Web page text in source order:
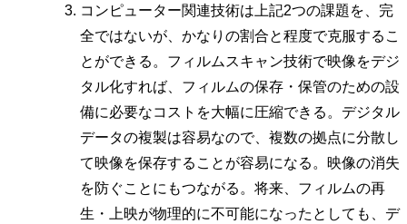
コンピューター関連技術は上記2つの課題を、完
全ではないが、かなりの割合と程度で克服するこ
とができる。フィルムスキャン技術で映像をデジ
タル化すれば、フィルムの保存・保管のための設
備に必要なコストを大幅に圧縮できる。デジタル
データの複製は容易なので、複数の拠点に分散し
て映像を保存することが容易になる。映像の消失
を防ぐことにもつながる。将来、フィルムの再
生・上映が物理的に不可能になったとしても、デ